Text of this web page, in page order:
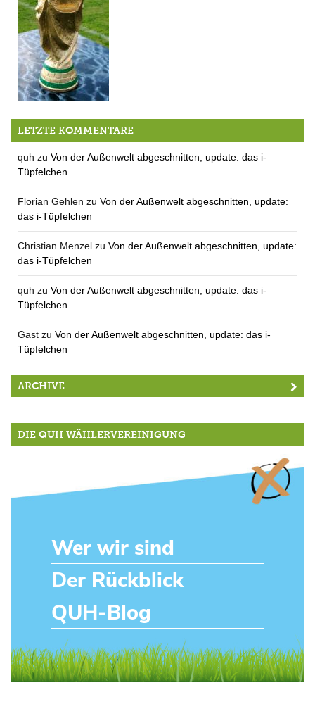
2:1 – Uruguay gewinnt die WM!
LETZTE KOMMENTARE
quh zu Von der Außenwelt abgeschnitten, update: das i-
Tüpfelchen
Florian Gehlen zu Von der Außenwelt abgeschnitten, update:
das i-Tüpfelchen
Christian Menzel zu Von der Außenwelt abgeschnitten, update:
das i-Tüpfelchen
quh zu Von der Außenwelt abgeschnitten, update: das i-
Tüpfelchen
Gast zu Von der Außenwelt abgeschnitten, update: das i-
Tüpfelchen
ARCHIVE
DIE QUH WÄHLERVEREINIGUNG
Wer wir sind
Der Rückblick
QUH-Blog